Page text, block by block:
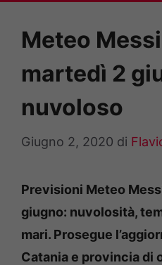
Meteo
martedì 2
nuvoloso
Giugno 2, 2020 di
Previsioni Meteo
giugno: nuvolosità,
mari. Prosegue
Catania e provincia di